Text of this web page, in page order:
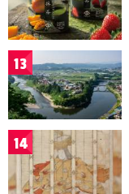
13
14